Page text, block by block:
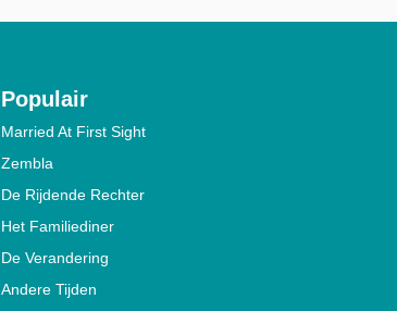
Populair
Married At First Sight
Zembla
De Rijdende Rechter
Het Familiediner
De Verandering
Andere Tijden